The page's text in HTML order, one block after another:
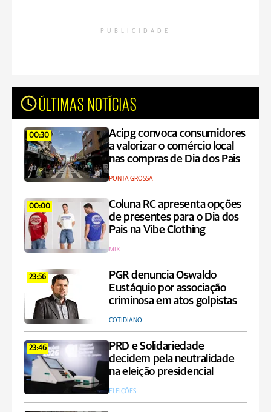
PUBLICIDADE
ÚLTIMAS NOTÍCIAS
00:30
Acipg convoca consumidores
a valorizar o comércio local
nas compras de Dia dos Pais
PONTA GROSSA
00:00
Coluna RC apresenta opções
de presentes para o Dia dos
Pais na Vibe Clothing
MIX
23:56
PGR denuncia Oswaldo
Eustáquio por associação
criminosa em atos golpistas
COTIDIANO
23:46
PRD e Solidariedade
decidem pela neutralidade
na eleição presidencial
ELEIÇÕES